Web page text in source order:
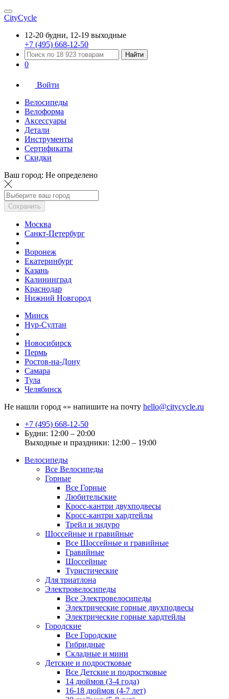
CityCycle
12-20 будни, 12-19 выходные
+7 (495) 668-12-50
Найти
0
Войти
Велосипеды
Велоформа
Аксессуары
Детали
Инструменты
Сертификаты
Скидки
Ваш город: Не определено
Сохранить
Москва
Санкт-Петербург
Воронеж
Екатеринбург
Казань
Калининград
Краснодар
Нижний Новгород
Минск
Нур-Султан
Новосибирск
Пермь
Ростов-на-Дону
Самара
Тула
Челябинск
Не нашли город «» напишите на почту hello@citycycle.ru
+7 (495) 668-12-50
Будни: 12:00 – 20:00
Выходные и праздники: 12:00 – 19:00
Велосипеды
Все Велосипеды
Горные
Все Горные
Любительские
Кросс-кантри двухподвесы
Кросс-кантри хардтейлы
Трейл и эндуро
Шоссейные и гравийные
Все Шоссейные и гравийные
Гравийные
Шоссейные
Туристические
Для триатлона
Электровелосипеды
Все Электровелосипеды
Электрические горные двухподвесы
Электрические горные хардтейлы
Городские
Все Городские
Гибридные
Складные и мини
Детские и подростковые
Все Детские и подростковые
14 дюймов (3-4 года)
16-18 дюймов (4-7 лет)